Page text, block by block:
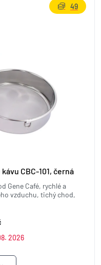
CBC-101, černá
Gene Café, rychlé a
vzduchu, tichý chod,
2026
49